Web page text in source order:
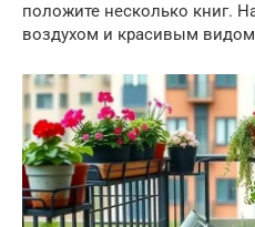
положите несколько книг.
воздухом и красивым